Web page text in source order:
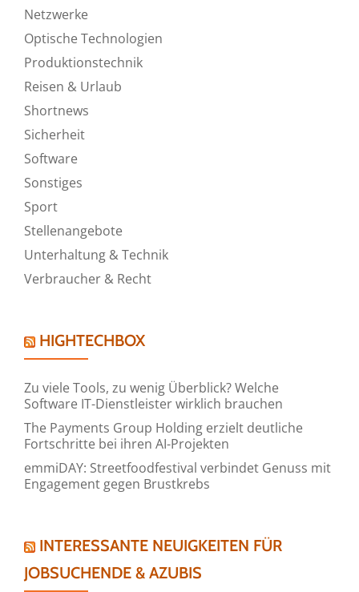
Netzwerke
Optische Technologien
Produktionstechnik
Reisen & Urlaub
Shortnews
Sicherheit
Software
Sonstiges
Sport
Stellenangebote
Unterhaltung & Technik
Verbraucher & Recht
HIGHTECHBOX
Zu viele Tools, zu wenig Überblick? Welche
Software IT-Dienstleister wirklich brauchen
The Payments Group Holding erzielt deutliche
Fortschritte bei ihren AI-Projekten
emmiDAY: Streetfoodfestival verbindet Genuss mit
Engagement gegen Brustkrebs
INTERESSANTE NEUIGKEITEN FÜR
JOBSUCHENDE & AZUBIS